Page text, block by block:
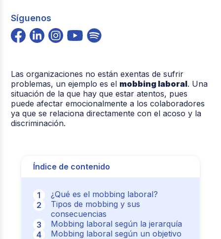
Síguenos
Las organizaciones no están exentas de sufrir
problemas, un ejemplo es el mobbing laboral. Una
situación de la que hay que estar atentos, pues
puede afectar emocionalmente a los colaboradores
ya que se relaciona directamente con el acoso y la
discriminación.
Índice de contenido
¿Qué es el mobbing laboral?
Tipos de mobbing y sus
consecuencias
Mobbing laboral según la jerarquía
Mobbing laboral según un objetivo